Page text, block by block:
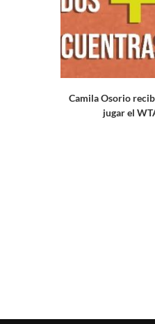
wild card para